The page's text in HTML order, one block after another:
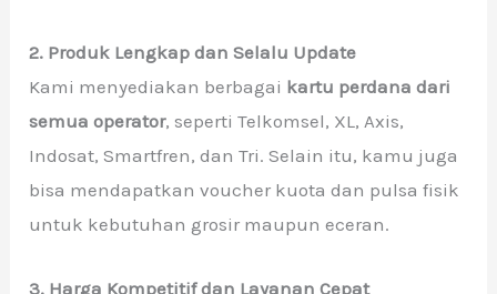
2. Produk Lengkap dan Selalu Update
Kami menyediakan berbagai kartu perdana dari
semua operator, seperti Telkomsel, XL, Axis,
Indosat, Smartfren, dan Tri. Selain itu, kamu juga
bisa mendapatkan voucher kuota dan pulsa fisik
untuk kebutuhan grosir maupun eceran.
3. Harga Kompetitif dan Layanan Cepat